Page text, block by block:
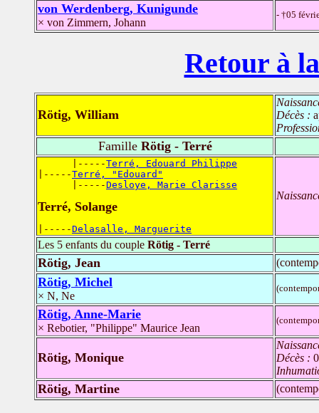
von Werdenberg, Kunigunde
× von Zimmern, Johann
- †05
Retour à
Rötig, William
Décès :
FamilleRötig - Terré
      |-----
Terré, Edouard Philippe
|-----Terré, "Edouard"
      |-----
Desloye, Marie Clarisse
Terré, Solange
|-----Delasalle, Marguerite
Les 5 enfants du couple Rötig - Terré
Rötig, Jean
Rötig, Michel
× N, Ne
Rötig, Anne-Marie
× Rebotier, "Philippe" Maurice Jean
Rötig, Monique
Décès :
Rötig, Martine